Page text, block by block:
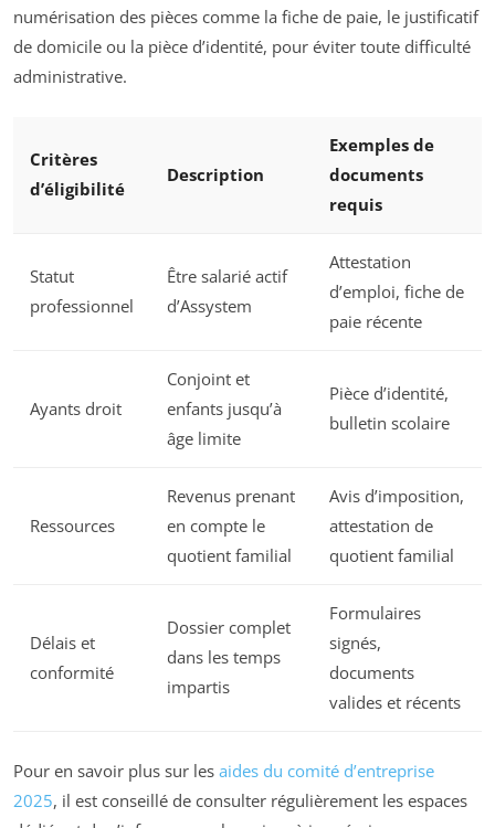
numérisation des pièces comme la fiche de paie, le justificatif
de domicile ou la pièce d’identité, pour éviter toute difficulté
administrative.
Critères
d’éligibilité
Description
Exemples de
documents
requis
Statut
professionnel
Être salarié actif
d’Assystem
Attestation
d’emploi, fiche de
paie récente
Ayants droit
Conjoint et
enfants jusqu’à
âge limite
Pièce d’identité,
bulletin scolaire
Ressources
Revenus prenant
en compte le
quotient familial
Avis d’imposition,
attestation de
quotient familial
Délais et
conformité
Dossier complet
dans les temps
impartis
Formulaires
signés,
documents
valides et récents
Pour en savoir plus sur les aides du comité d’entreprise
2025, il est conseillé de consulter régulièrement les espaces